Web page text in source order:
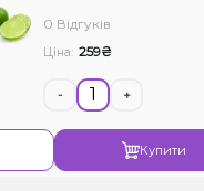
0 Відгуків
Ціна: 259₴
- +
Купити